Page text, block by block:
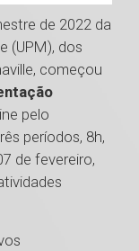
de 2022 da
(UPM), dos
começou
pelo
períodos, 8h,
de fevereiro,